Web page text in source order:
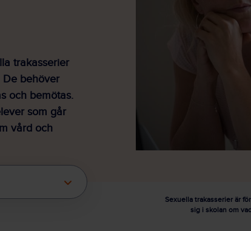
trakasserier
De behöver
och bemötas.
som går
vård och
Sexuella trakasserier är
sig i skolan om